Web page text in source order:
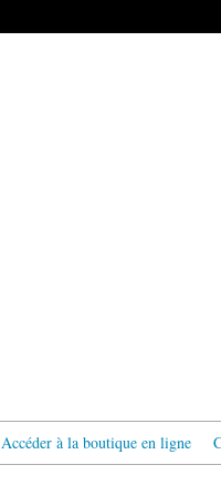
Accéder à la boutique en ligne